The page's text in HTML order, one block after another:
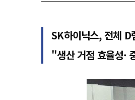
SK하이닉스, 전체
"생산 거점 효율성·